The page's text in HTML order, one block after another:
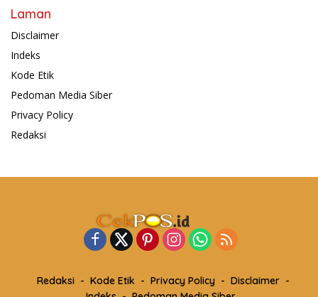
Laman
Disclaimer
Indeks
Kode Etik
Pedoman Media Siber
Privacy Policy
Redaksi
Redaksi Kode Etik Privacy Policy
Disclaimer